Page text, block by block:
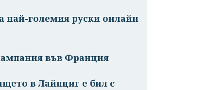
най-големия руски онлайн
във Франция
в Лайпциг е бил с